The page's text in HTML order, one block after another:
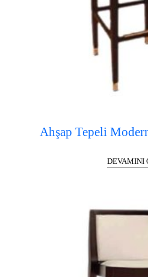
Ahşap Tepeli
DEVAMINI